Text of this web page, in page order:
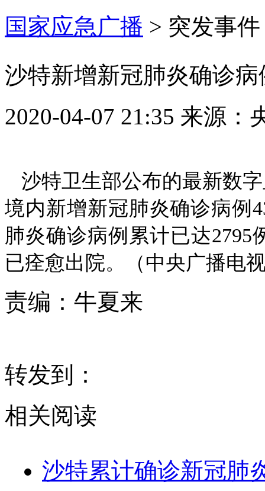
国家应急广播 > 突发事件
沙特新增新冠肺炎确诊
2020-04-07 21:35 来源：
沙特卫生部公布的最新数
境内新增新冠肺炎确诊病例
肺炎确诊病例累计已达2795
已痊愈出院。（中央广播电
责编： 牛夏来
转发到：
相关阅读
沙特累计确诊新冠肺